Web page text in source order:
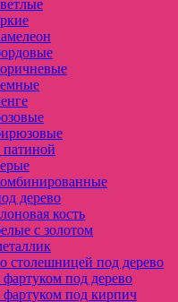
патиной
дерево
кость
с золотом
столешницей под дерево
фартуком под дерево
фартуком под кирпич